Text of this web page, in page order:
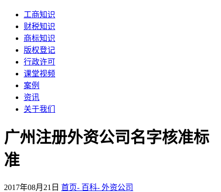
工商知识
财税知识
商标知识
版权登记
行政许可
课堂视频
案例
资讯
关于我们
广州注册外资公司名字核准标
准
2017年08月21日 首页- 百科- 外资公司